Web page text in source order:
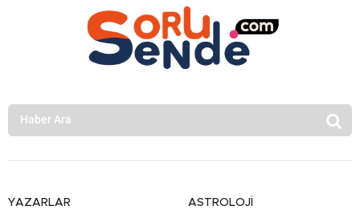
YAZARLAR ASTROLOJİ